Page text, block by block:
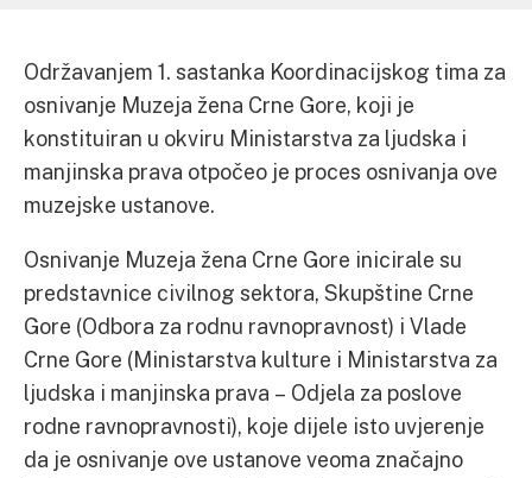
Održavanjem 1. sastanka Koordinacijskog tima za
osnivanje Muzeja žena Crne Gore, koji je
konstituiran u okviru Ministarstva za ljudska i
manjinska prava otpočeo je proces osnivanja ove
muzejske ustanove.
Osnivanje Muzeja žena Crne Gore inicirale su
predstavnice civilnog sektora, Skupštine Crne
Gore (Odbora za rodnu ravnopravnost) i Vlade
Crne Gore (Ministarstva kulture i Ministarstva za
ljudska i manjinska prava – Odjela za poslove
rodne ravnopravnosti), koje dijele isto uvjerenje
da je osnivanje ove ustanove veoma značajno